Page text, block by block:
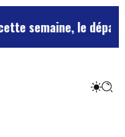
le département